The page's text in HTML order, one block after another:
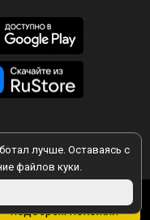
подберем похожий
лучше. Оставаясь с
файлов куки.
обработки